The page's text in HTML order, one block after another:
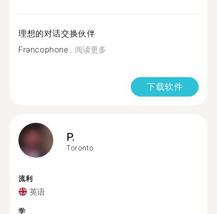
理想的对话交换伙伴
Francophone...阅读更多
下载软件
P.
Toronto
流利
英语
学